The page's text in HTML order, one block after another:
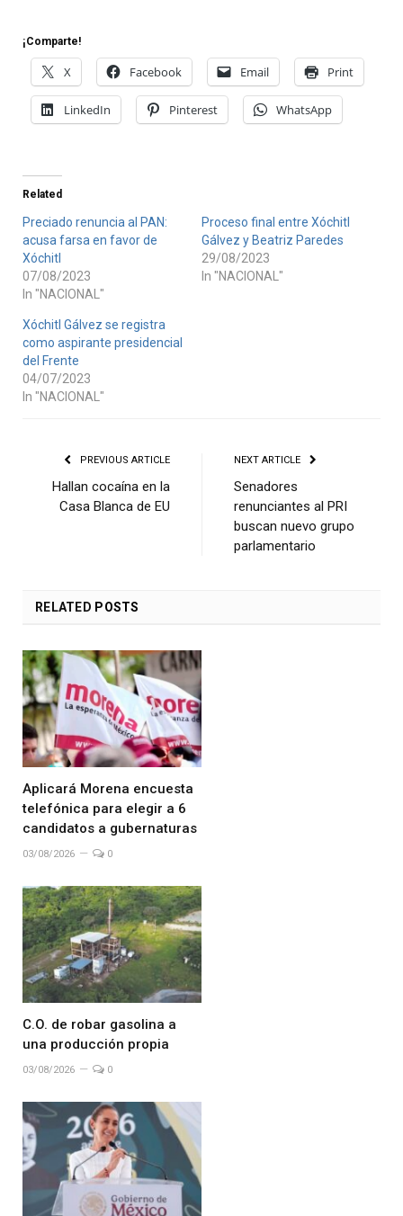
¡Comparte!
X Facebook Email Print
LinkedIn Pinterest WhatsApp
Related
Preciado renuncia al PAN:
acusa farsa en favor de
Xóchitl
07/08/2023
In "NACIONAL"
Proceso final entre Xóchitl
Gálvez y Beatriz Paredes
29/08/2023
In "NACIONAL"
Xóchitl Gálvez se registra
como aspirante presidencial
del Frente
04/07/2023
In "NACIONAL"
PREVIOUS ARTICLE
Hallan cocaína en la
Casa Blanca de EU
NEXT ARTICLE
Senadores
renunciantes al PRI
buscan nuevo grupo
parlamentario
RELATED POSTS
Aplicará Morena encuesta
telefónica para elegir a 6
candidatos a gubernaturas
03/08/2026 0
C.O. de robar gasolina a
una producción propia
03/08/2026 0